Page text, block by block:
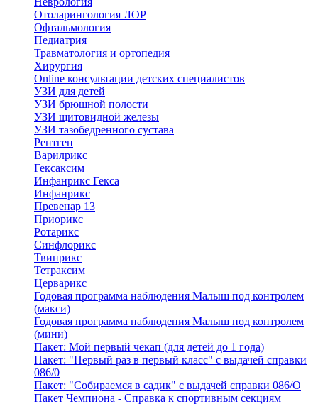
Отоларингология ЛОР
Офтальмология
Педиатрия
Травматология и ортопедия
Хирургия
Online консультации детских специалистов
УЗИ для детей
УЗИ брюшной полости
УЗИ щитовидной железы
УЗИ тазобедренного сустава
Рентген
Варилрикс
Гексаксим
Инфанрикс Гекса
Инфанрикс
Превенар 13
Приорикс
Ротарикс
Синфлорикс
Твинрикс
Тетраксим
Церварикс
Годовая программа наблюдения Малыш под контролем
(макси)
Годовая программа наблюдения Малыш под контролем
(мини)
Пакет: Мой первый чекап (для детей до 1 года)
Пакет: "Первый раз в первый класс" с выдачей справки
086/0
Пакет: "Собираемся в садик" с выдачей справки 086/О
Пакет Чемпиона - Справка к спортивным секциям